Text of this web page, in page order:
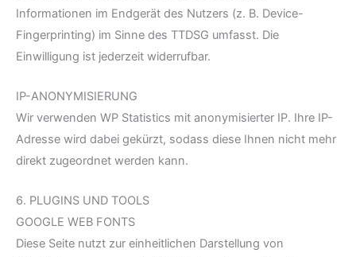
Informationen im Endgerät des Nutzers (z. B. Device-
Fingerprinting) im Sinne des TTDSG umfasst. Die
Einwilligung ist jederzeit widerrufbar.
IP-ANONYMISIERUNG
Wir verwenden WP Statistics mit anonymisierter IP. Ihre IP-
Adresse wird dabei gekürzt, sodass diese Ihnen nicht mehr
direkt zugeordnet werden kann.
6. PLUGINS UND TOOLS
GOOGLE WEB FONTS
Diese Seite nutzt zur einheitlichen Darstellung von